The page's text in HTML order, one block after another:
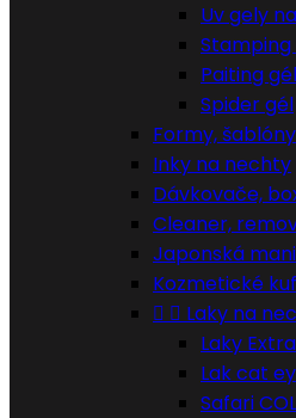
Uv gely
Paiting
Spider gél
Formy,
Inky na nechty
Dávkovače,
Cleaner,
Japonská
Kozmetické
  Laky na
Laky
Lak cat
Safari